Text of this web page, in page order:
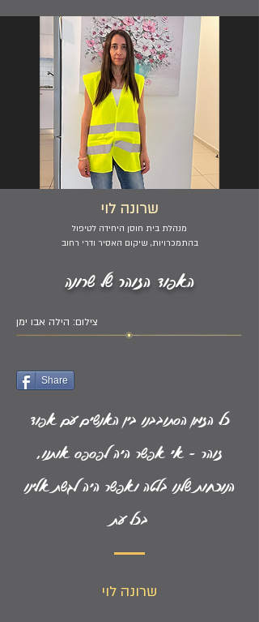
שרונה לוי
מנהלת בית חוסן היחידה לטיפול
בהתמכרויות, שיקום האסיר ודרי רחוב
האפוד הזוהר של שרונה
צילום: הילה אבו ימן
Share
כל הזמן הסתובבנו בין האנשים עם אפוד
זוהר - אי אפשר היה לפספס אותנו,
הנוכחות שלנו בלטה ואפשר היה לגשת אלינו
בכל עת
שרונה לוי